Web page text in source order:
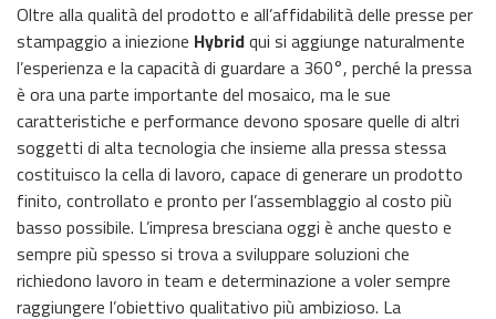
Oltre alla qualità del prodotto e all’affidabilità delle presse per
stampaggio a iniezione Hybridqui si aggiunge naturalmente
l’esperienza e la capacità di guardare a 360°, perché la pressa
è ora una parte importante del mosaico, ma le sue
caratteristiche e performance devono sposare quelle di altri
soggetti di alta tecnologia che insieme alla pressa stessa
costituisco la cella di lavoro, capace di generare un prodotto
finito, controllato e pronto per l’assemblaggio al costo più
basso possibile. L’impresa bresciana oggi è anche questo e
sempre più spesso si trova a sviluppare soluzioni che
richiedono lavoro in team e determinazione a voler sempre
raggiungere l’obiettivo qualitativo più ambizioso. La